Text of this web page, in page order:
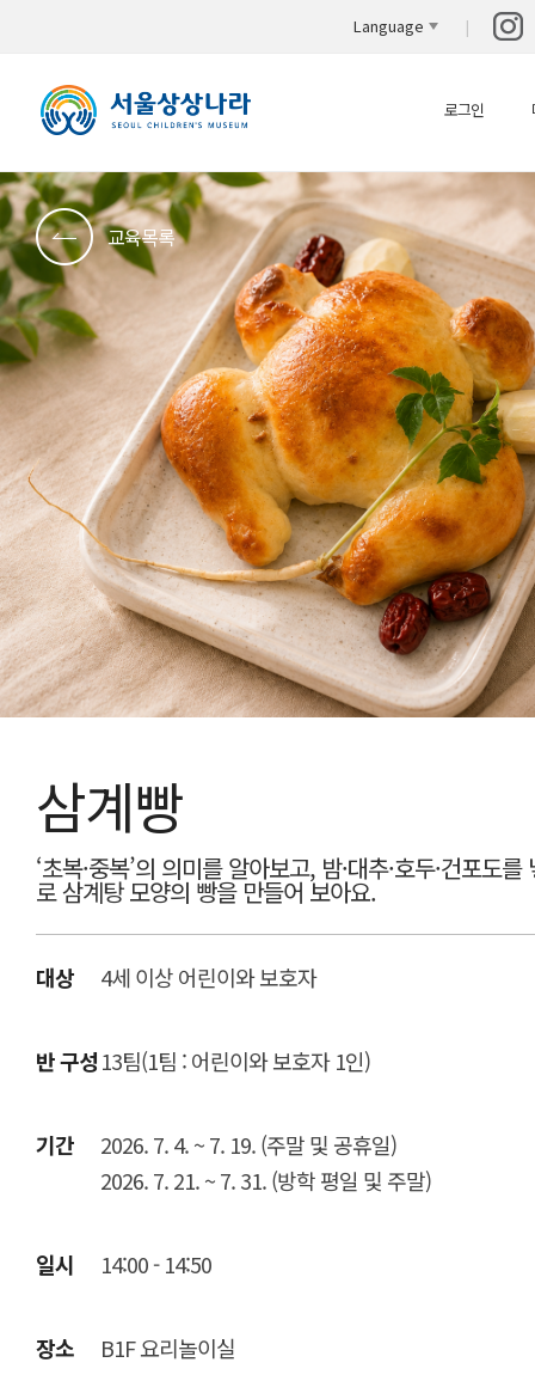
Language
로그인
교육목록
삼계빵
‘초복·중복’의 의미를 알아보고, 밤·대추·호두·건포도
로 삼계탕 모양의 빵을 만들어 보아요.
대상 4세 이상 어린이와 보호자
반 구성13팀(1팀 : 어린이와 보호자 1인)
기간
2026. 7. 4. ~ 7. 19. (주말 및 공휴일)
2026. 7. 21. ~ 7. 31. (방학 평일 및 주말)
일시 14:00 - 14:50
장소 B1F 요리놀이실